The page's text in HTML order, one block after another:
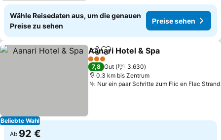
Wähle Reisedaten aus, um die genauen
Preise zu sehen
Preise sehen
Beliebte Wahl
TeilenZu Favoriten hinzufügen
Aanari Hotel & Spa
3 Sterne
7,8 Gut
3.630
0.3 km bis Zentrum
Nur ein paar Schritte zum Flic en Flac Strand
Ab 92 €